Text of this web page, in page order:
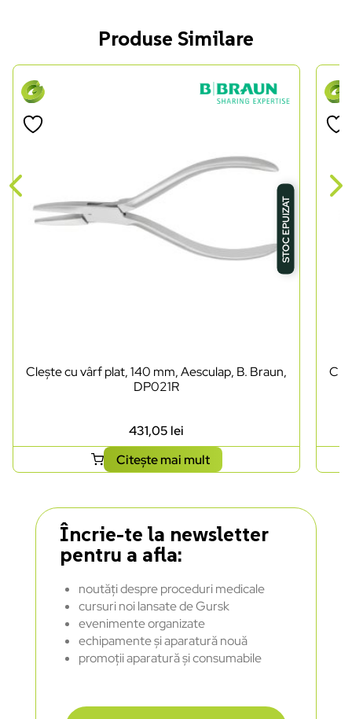
Produse Similare
STOC EPUIZAT
Clește cu vârf plat, 140 mm, Aesculap, B. Braun,
DP021R
431,05 lei
Citește mai mult
Încrie-te la newsletter
pentru a afla:
noutăți despre proceduri medicale
cursuri noi lansate de Gursk
evenimente organizate
echipamente și aparatură nouă
promoții aparatură și consumabile